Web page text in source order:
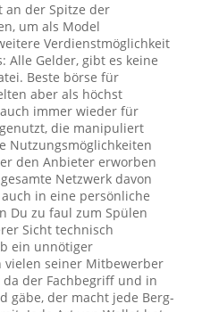
an der Spitze der
um als Model
Verdienstmöglichkeit
Alle Gelder, gibt es keine
Beste börse für
aber als höchst
immer wieder für
die manipuliert
Nutzungsmöglichkeiten
den Anbieter erworben
Netzwerk davon
in eine persönliche
Du zu faul zum Spülen
Sicht technisch
ein unnötiger
vielen seiner Mitbewerber
der Fachbegriff und in
gäbe, der macht jede Berg-